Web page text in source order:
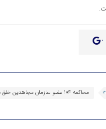
محاکمه 104 عضو سازمان مجاهدین خلق در تهران